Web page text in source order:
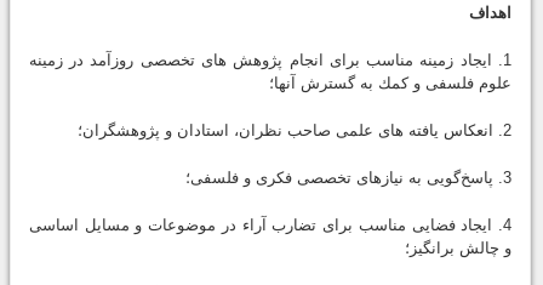
اهداف
1. ايجاد زمينه مناسب براى انجام پژوهش هاى تخصصى روزآمد در زمينه
علوم فلسفى و كمك به گسترش آنها؛
2. انعكاس يافته هاى علمى صاحب نظران، استادان و پژوهشگران؛
3. پاسخ‌گويى به نيازهاى تخصصى فكرى و فلسفى؛
4. ايجاد فضايى مناسب براى تضارب آراء در موضوعات و مسايل اساسى
و چالش برانگيز؛